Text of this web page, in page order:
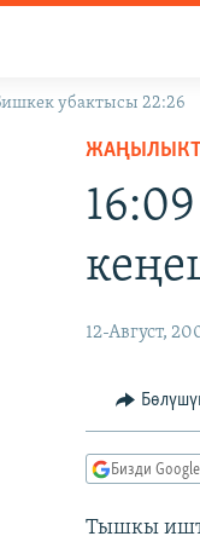
убактысы 22:26
12-Август,
Бизди
Тышкы